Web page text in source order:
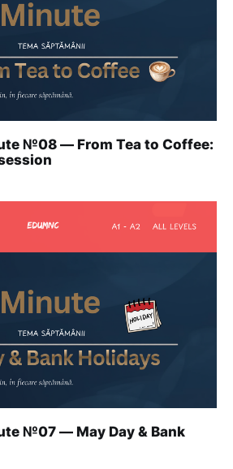
№08 — From Tea to Coffee:
№07 — May Day & Bank